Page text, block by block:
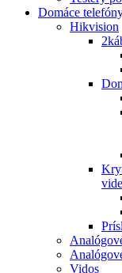
Domáce
Hikvision
Vidos